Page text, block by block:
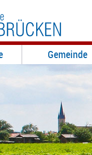
Gemeinde